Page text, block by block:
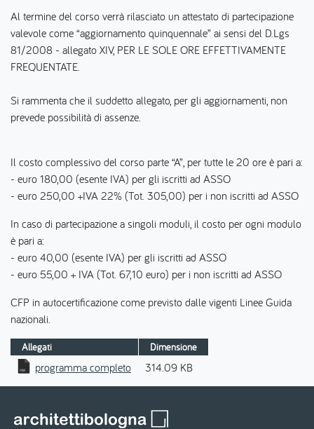
Al termine del corso verrà rilasciato un attestato di partecipazione
valevole come “aggiornamento quinquennale” ai sensi del D.Lgs
81/2008 - allegato XIV, PER LE SOLE ORE EFFETTIVAMENTE
FREQUENTATE.
Si rammenta che il suddetto allegato, per gli aggiornamenti, non
prevede possibilità di assenze.
Il costo complessivo del corso parte “A”, per tutte le 20 ore è pari a:
- euro 180,00 (esente IVA) per gli iscritti ad ASSO
- euro 250,00 +IVA 22% (Tot. 305,00) per i non iscritti ad ASSO
In caso di partecipazione a singoli moduli, il costo per ogni modulo
è pari a:
- euro 40,00 (esente IVA) per gli iscritti ad ASSO
- euro 55,00 + IVA (Tot. 67,10 euro) per i non iscritti ad ASSO
CFP in autocertificazione come previsto dalle vigenti Linee Guida
nazionali.
Allegati Dimensione
programma completo 314.09 KB